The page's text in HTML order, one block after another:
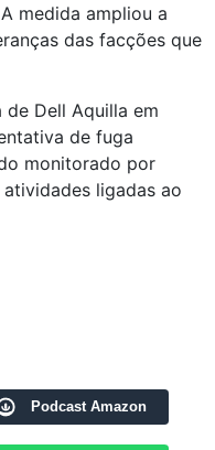
medida ampliou a
das facções que
de Dell Aquilla em
de fuga
monitorado por
ligadas ao
Podcast Amazon